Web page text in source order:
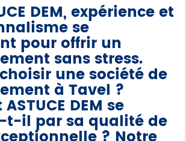
DEM, expérience et
se
pour offrir un
sans stress.
une société de
à Tavel ?
DEM se
il par sa qualité de